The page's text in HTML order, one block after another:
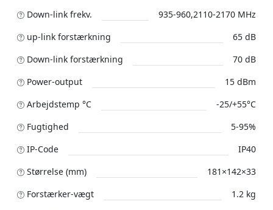
Down-link frekv.
935-960,2110-2170 MHz
up-link forstærkning
65 dB
Down-link forstærkning
70 dB
Power-output
15 dBm
Arbejdstemp °C
-25/+55°C
Fugtighed
5-95%
IP-Code
IP40
Størrelse (mm)
181×142×33
Forstærker-vægt
1.2 kg